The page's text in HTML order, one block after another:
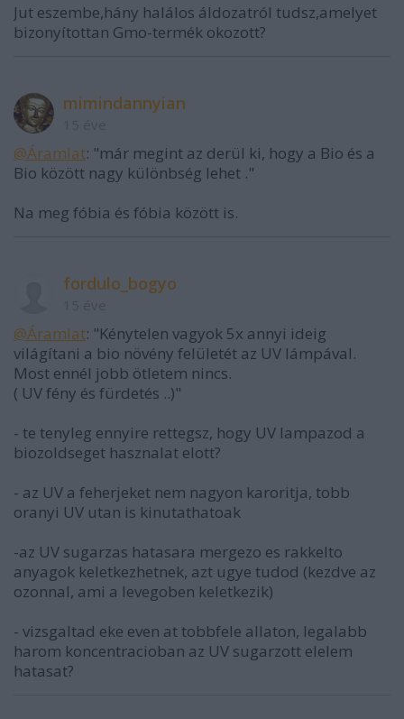
Jut eszembe,hány halálos áldozatról tudsz,amelyet
bizonyítottan Gmo-termék okozott?
mimindannyian
@Áramlat: "már megint az derül ki, hogy a Bio és a
Bio között nagy különbség lehet ."
Na meg fóbia és fóbia között is.
fordulo_bogyo
@Áramlat: "Kénytelen vagyok 5x annyi ideig
világítani a bio növény felületét az UV lámpával.
Most ennél jobb ötletem nincs.
( UV fény és fürdetés ..)"
- te tenyleg ennyire rettegsz, hogy UV lampazod a
biozoldseget hasznalat elott?
- az UV a feherjeket nem nagyon karoritja, tobb
oranyi UV utan is kinutathatoak
-az UV sugarzas hatasara mergezo es rakkelto
anyagok keletkezhetnek, azt ugye tudod (kezdve az
ozonnal, ami a levegoben keletkezik)
- vizsgaltad eke even at tobbfele allaton, legalabb
harom koncentracioban az UV sugarzott elelem
hatasat?